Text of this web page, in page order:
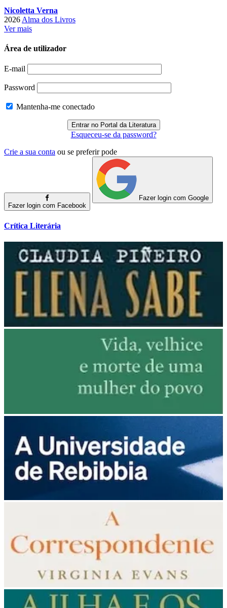
Nicoletta Verna
2026 Alma dos Livros
Ver mais
Área de utilizador
E-mail
Password
Mantenha-me conectado
Esqueceu-se da password?
Crie a sua conta ou se preferir pode
Fazer login com Facebook
Fazer login com Google
Crítica Literária